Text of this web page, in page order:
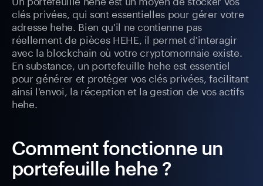
clés privées, qui sont essentielles pour gérer votre
adresse hehe. Bien qu'il ne contienne pas
réellement de pièces HEHE, il permet d'interagir
avec la blockchain où votre cryptomonnaie existe.
En substance, un portefeuille hehe est essentiel
pour générer et protéger vos clés privées, facilitant
ainsi l'envoi, la réception et la gestion de vos actifs
hehe.
Comment fonctionne un
portefeuille hehe ?